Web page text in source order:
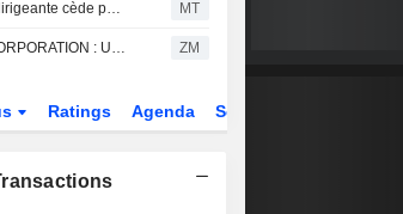
JetBlue Airways : une dirigeante cède pour 444 949 $ d'actions, selon un document de la SEC MT
JETBLUE AIRWAYS CORPORATION : UBS toujours vendeur ZM
Ratings Agenda Secteur